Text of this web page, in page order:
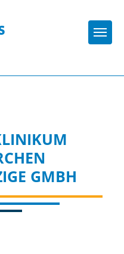
GMBH